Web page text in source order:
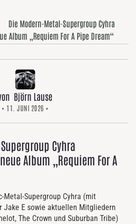
Die Modern-Metal-Supergroup Cyhra
Album „Requiem For A Pipe Dream“
Björn Lause
• 11. JUNI 2026 •
Cyhra
Album „Requiem For A
Metal-Supergroup Cyhra (mit
Jake E sowie aktuellen Mitgliedern
The Crown und Suburban Tribe)